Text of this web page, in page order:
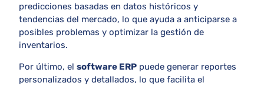
predicciones basadas en datos históricos y
tendencias del mercado, lo que ayuda a anticiparse a
posibles problemas y optimizar la gestión de
inventarios.
Por último, elsoftware ERP puede generar reportes
personalizados y detallados, lo que facilita el